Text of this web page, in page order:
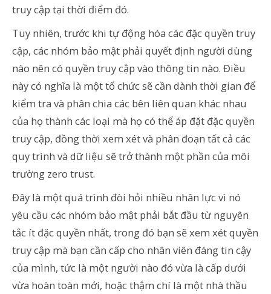
truy cập tại thời điểm đó.
Tuy nhiên, trước khi tự động hóa các đặc quyền truy
cập, các nhóm bảo mật phải quyết định người dùng
nào nên có quyền truy cập vào thông tin nào. Điều
này có nghĩa là một tổ chức sẽ cần dành thời gian để
kiểm tra và phân chia các bên liên quan khác nhau
của họ thành các loại mà họ có thể áp đặt đặc quyền
truy cập, đồng thời xem xét và phân đoạn tất cả các
quy trình và dữ liệu sẽ trở thành một phần của môi
trường zero trust.
Đây là một quá trình đòi hỏi nhiều nhân lực vì nó
yêu cầu các nhóm bảo mật phải bắt đầu từ nguyên
tắc ít đặc quyền nhất, trong đó bạn sẽ xem xét quyền
truy cập mà bạn cần cấp cho nhân viên đáng tin cậy
của mình, tức là một người nào đó vừa là cấp dưới
vừa hoàn toàn mới, hoặc thậm chí là một nhà thầu